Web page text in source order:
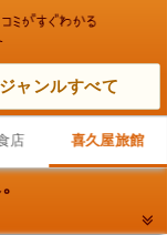
ジャンルすべて
店 喜久屋旅館